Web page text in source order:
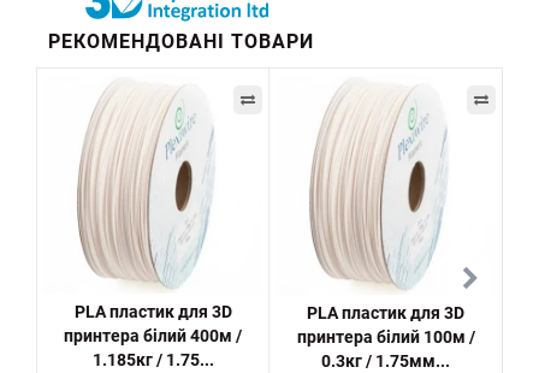
РЕКОМЕНДОВАНІ ТОВАРИ
PLA пластик для 3D
принтера білий 400м /
1.185кг / 1.75...
PLA пластик для 3D
принтера білий 100м /
0.3кг / 1.75мм...